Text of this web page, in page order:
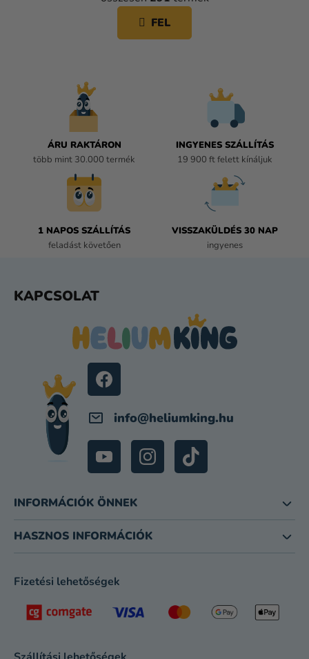
S
T
á
s
FEL
ÁRU RAKTÁRON
több mint 30.000 termék
INGYENES SZÁLLÍTÁS
19 900 ft felett kínáljuk
1 NAPOS SZÁLLÍTÁS
feladást követően
VISSZAKÜLDÉS 30 NAP
ingyenes
KAPCSOLAT
info@heliumking.hu
INFORMÁCIÓK ÖNNEK
HASZNOS INFORMÁCIÓK
Fizetési lehetőségek